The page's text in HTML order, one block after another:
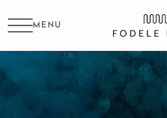
MENU